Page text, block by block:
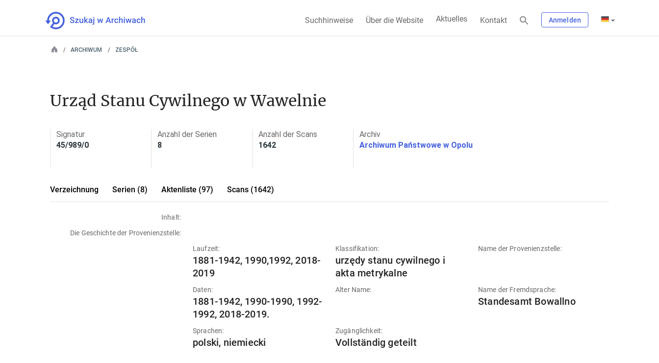
Suchhinweise Über die Website Aktuelles Kontakt Anmelden
ARCHIWUM ZESPÓŁ
Urząd Stanu Cywilnego w Wawelnie
Signatur
45/989/0
Anzahl der Serien
8
Anzahl der Scans
1642
Archiv
Archiwum Państwowe w Opolu
Verzeichnung Serien (8) Aktenliste (97) Scans (1642)
Inhalt:
Die Geschichte der Provenienzstelle:
Laufzeit:
1881-1942, 1990,1992, 2018-
2019
Klassifikation:
urzędy stanu cywilnego i
akta metrykalne
Name der Provenienzstelle:
Daten:
1881-1942, 1990-1990, 1992-
1992, 2018-2019.
Alter Name: Name der Fremdsprache:
Standesamt Bowallno
Sprachen:
polski, niemiecki
Zugänglichkeit:
Vollständig geteilt